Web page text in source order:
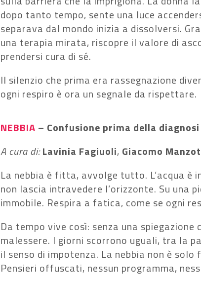
dopo tanto tempo, sente una luce
separava dal mondo inizia a dissolversi.
una terapia mirata, riscopre il valore di
prendersi cura di sé.
Il silenzio che prima era rassegnazione
ogni respiro è ora un segnale da rispettare.
NEBBIA – Confusione prima della diagnosi
A cura di:Lavinia Fagiuoli, Giacomo
La nebbia è fitta, avvolge tutto. L’acqua è
non lascia intravedere l’orizzonte. Su una
immobile. Respira a fatica, come se ogni
Da tempo vive così: senza una spiegazione
malessere. I giorni scorrono uguali, tra la
il senso di impotenza. La nebbia non è solo
Pensieri offuscati, nessun programma,